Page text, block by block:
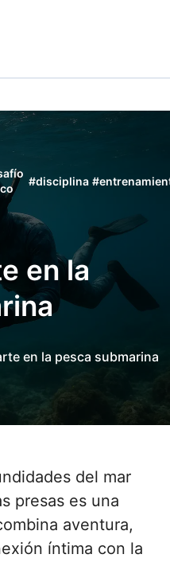
#disciplina #
en la
en la pesca submarina
presas es una
aventura,
íntima con la